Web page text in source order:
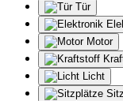
Tür
Motor
Licht